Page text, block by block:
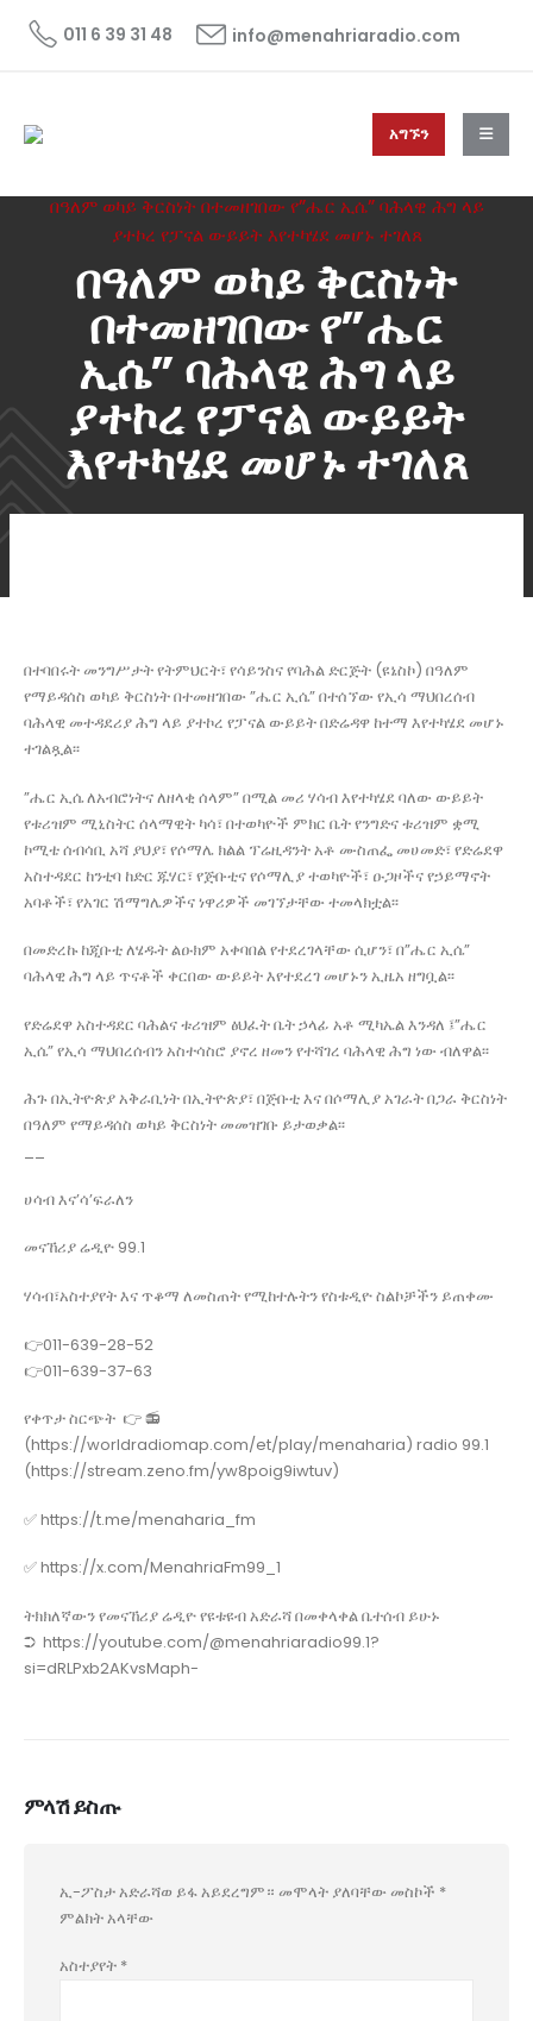
011 6 39 31 48 info@menahriaradio.com
አግኙን
በዓለም ወካይ ቅርስነት በተመዘገበው የ”ሔር ኢሴ” ባሕላዊ ሕግ ላይ
ያተኮረ የፓናል ውይይት እየተካሄደ መሆኑ ተገለጸ
በዓለም ወካይ ቅርስነት
በተመዘገበው የ”ሔር
ኢሴ” ባሕላዊ ሕግ ላይ
ያተኮረ የፓናል ውይይት
እየተካሄደ መሆኑ ተገለጸ
በተባበሩት መንግሥታት የትምህርት፣ የሳይንስና የባሕል ድርጅት (ዩኔስኮ) በዓለም
የማይዳሰስ ወካይ ቅርስነት በተመዘገበው ”ሔር ኢሴ” በተሰኘው የኢሳ ማህበረሰብ
ባሕላዊ መተዳደሪያ ሕግ ላይ ያተኮረ የፓናል ውይይት በድሬዳዋ ከተማ እየተካሄደ መሆኑ
ተገልጿል፡፡
”ሔር ኢሴ ለአብሮነትና ለዘላቂ ሰላም” በሚል መሪ ሃሳብ እየተካሄደ ባለው ውይይት
የቱሪዝም ሚኒስትር ሰላማዊት ካሳ፣ በተወካዮች ምክር ቤት የንግድና ቱሪዝም ቋሚ
ኮሚቴ ሰብሳቢ አሻ ያህያ፣ የሶማሌ ክልል ፕሬዚዳንት አቶ ሙስጠፌ መሀመድ፣ የድሬደዋ
አስተዳደር ከንቲባ ከድር ጁሃር፣ የጅቡቲና የሶማሊያ ተወካዮች፣ ዑጋዞችና የኃይማኖት
አባቶች፣ የአገር ሽማግሌዎችና ነዋሪዎች መገኘታቸው ተመላክቷል፡፡
በመድረኩ ከጂቡቲ ለሄዱት ልዑክም አቀባበል የተደረገላቸው ሲሆን፣ በ”ሔር ኢሴ”
ባሕላዊ ሕግ ላይ ጥናቶች ቀርበው ውይይት እየተደረገ መሆኑን ኢዜአ ዘግቧል፡፡
የድሬደዋ አስተዳደር ባሕልና ቱሪዝም ፅህፈት ቤት ኃላፊ አቶ ሚካኤል እንዳለ ፤”ሔር
ኢሴ” የኢሳ ማህበረሰብን አስተሳስሮ ያኖረ ዘመን የተሻገረ ባሕላዊ ሕግ ነው ብለዋል፡፡
ሕጉ በኢትዮጵያ አቅራቢነት በኢትዮጵያ፣ በጅቡቲ እና በሶማሊያ አገራት በጋራ ቅርስነት
በዓለም የማይዳሰስ ወካይ ቅርስነት መመዝገቡ ይታወቃል፡፡
ሀሳብ እና’ሳ’ፍራለን
መናኸሪያ ሬዲዮ 99.1
ሃሳብ፣አስተያየት እና ጥቆማ ለመስጠት የሚከተሉትን የስቱዲዮ ስልኮቻችን ይጠቀሙ
👉011-639-28-52
👉011-639-37-63
የቀጥታ ስርጭት 👉 📻
(https://worldradiomap.com/et/play/menaharia) radio 99.1
(https://stream.zeno.fm/yw8poig9iwtuv)
✅ https://t.me/menaharia_fm
✅ https://x.com/MenahriaFm99_1
ትክክለኛውን የመናኸሪያ ሬዲዮ የዩቱዩብ አድራሻ በመቀላቀል ቤተሰብ ይሁኑ
➲ https://youtube.com/@menahriaradio99.1?
si=dRLPxb2AKvsMaph-
ምላሽ ይስጡ
ኢ-ፖስታ አድራሻወ ይፋ አይደረግም። መሞላት ያለባቸው መስኮች *
ምልክት አላቸው
አስተያየት *